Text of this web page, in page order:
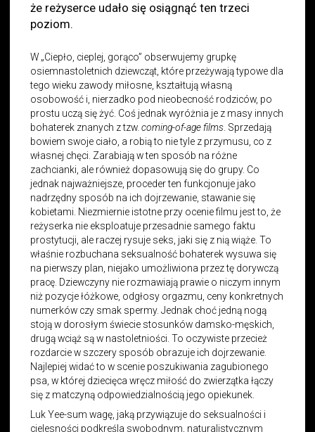
że reżyserce udało się osiągnąć ten trzeci
poziom.
W „Ciepło, cieplej, gorąco” obserwujemy grupkę
osiemnastoletnich dziewcząt, które przeżywają typowe dla
tego wieku zawody miłosne, kształtują własną
osobowość i, nierzadko pod nieobecność rodziców, po
prostu uczą się żyć. Coś jednak wyróżnia je z masy innych
bohaterek znanych z tzw.coming-of-age films . Sprzedają
bowiem swoje ciało, a robią to nie tyle z przymusu, co z
własnej chęci. Zarabiają w ten sposób na różne
zachcianki, ale również dopasowują się do grupy. Co
jednak najważniejsze, proceder ten funkcjonuje jako
nadrzędny sposób na ich dojrzewanie, stawanie się
kobietami. Niezmiernie istotne przy ocenie filmu jest to, że
reżyserka nie eksploatuje przesadnie samego faktu
prostytucji, ale raczej rysuje seks, jaki się z nią wiąże. To
właśnie rozbuchana seksualność bohaterek wysuwa się
na pierwszy plan, niejako umożliwiona przez tę dorywczą
pracę. Dziewczyny nie rozmawiają prawie o niczym innym
niż pozycje łóżkowe, odgłosy orgazmu, ceny konkretnych
numerków czy smak spermy. Jednak choć jedną nogą
stoją w dorosłym świecie stosunków damsko-męskich,
drugą wciąż są w nastoletniości. To oczywiste przecież
rozdarcie w szczery sposób obrazuje ich dojrzewanie.
Najlepiej widać to w scenie poszukiwania zagubionego
psa, w której dziecięca wręcz miłość do zwierzątka łączy
się z matczyną odpowiedzialnością jego opiekunek.
Luk Yee-sum wagę, jaką przywiązuje do seksualności i
cielesności podkreśla swobodnym, naturalistycznym